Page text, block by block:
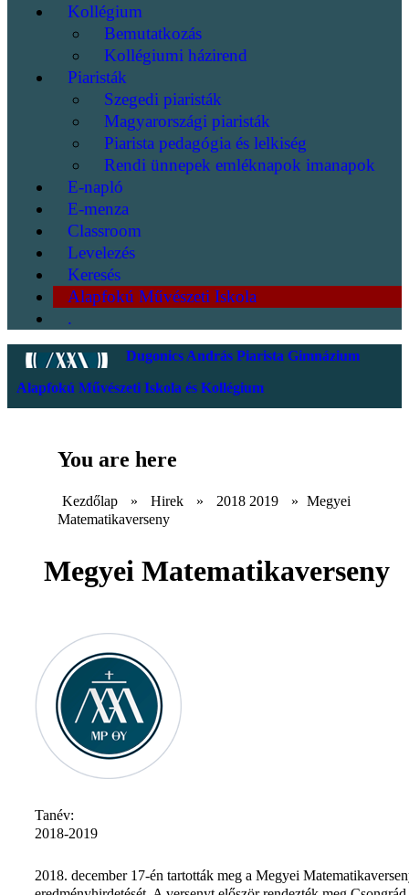
Kollégium
Bemutatkozás
Kollégiumi házirend
Piaristák
Szegedi piaristák
Magyarországi piaristák
Piarista pedagógia és lelkiség
Rendi ünnepek emléknapok imanapok
E-napló
E-menza
Classroom
Levelezés
Keresés
Alapfokú Művészeti Iskola
.
Dugonics András Piarista Gimnázium
Alapfokú Művészeti Iskola és Kollégium
You are here
Kezdőlap » Hirek » 2018 2019 » Megyei
Matematikaverseny
Megyei Matematikaverseny
Tanév:
2018-2019
2018. december 17-én tartották meg a Megyei